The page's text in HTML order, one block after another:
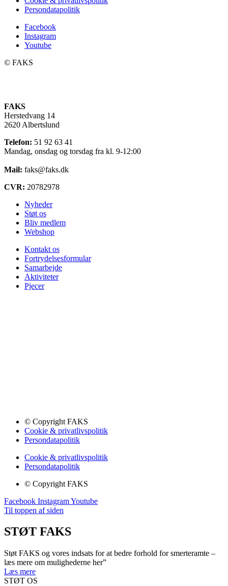
Persondatapolitik
Facebook
Instagram
Youtube
©️ FAKS
FAKS
Herstedvang 14
2620 Albertslund
Telefon: 51 92 63 41
Mandag, onsdag og torsdag fra kl. 9-12:00
Mail: faks@faks.dk
CVR: 20782978
Nyheder
Støt os
Bliv medlem
Webshop
Kontakt os
Fortrydelsesformular
Samarbejde
Aktiviteter
Pjecer
© Copyright FAKS
Cookie & privatlivspolitik
Persondatapolitik
Cookie & privatlivspolitik
Persondatapolitik
© Copyright FAKS
Facebook InstagramYoutube
Til toppen af siden
STØT FAKS
Støt FAKS og vores indsats for at bedre forhold for smerteramte –
læs mere om mulighederne her”
Læs mere
STØT OS